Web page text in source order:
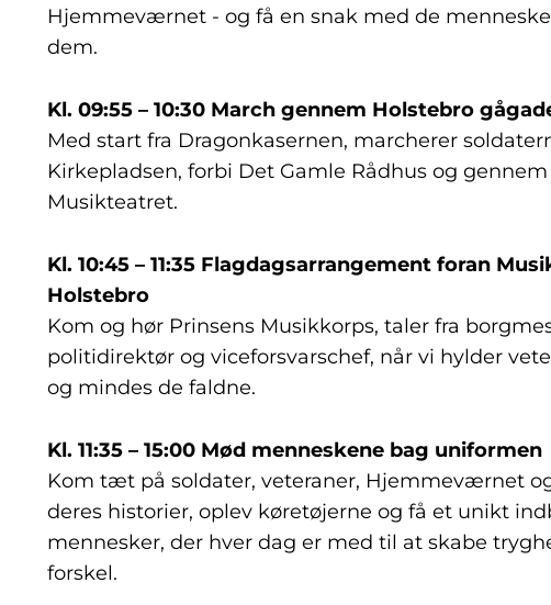
Hjemmeværnet - og få en snak med de
dem.
Kl. 09:55 – 10:30 March gennem Holstebro
Med start fra Dragonkasernen, marcherer
Kirkepladsen, forbi Det Gamle Rådhus og
Musikteatret.
Kl. 10:45 – 11:35 Flagdagsarrangement foran
Holstebro
Kom og hør Prinsens Musikkorps, taler fra
politidirektør og viceforsvarschef, når vi hylder
og mindes de faldne.
Kl. 11:35 – 15:00 Mød menneskene bag uniformen
Kom tæt på soldater, veteraner, Hjemmeværnet
deres historier, oplev køretøjerne og få et unikt
mennesker, der hver dag er med til at skabe
forskel.